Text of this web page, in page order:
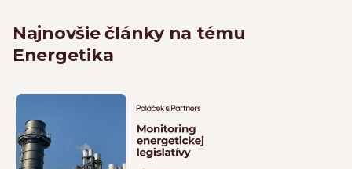
Najnovšie články na tému
Energetika